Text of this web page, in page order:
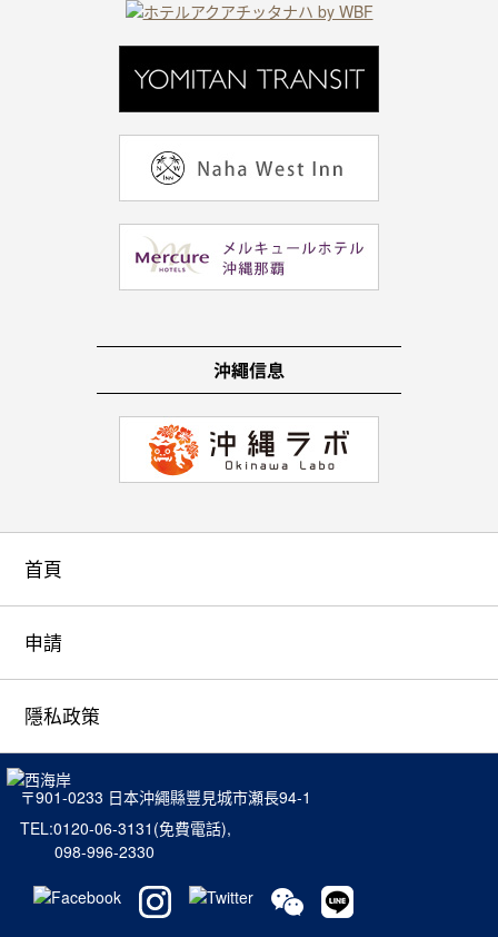
首頁
申請
隱私政策
〒901-0233 日本沖繩縣豐見城市瀬長94-1
TEL:0120-06-3131 (免費電話),
098-996-2330